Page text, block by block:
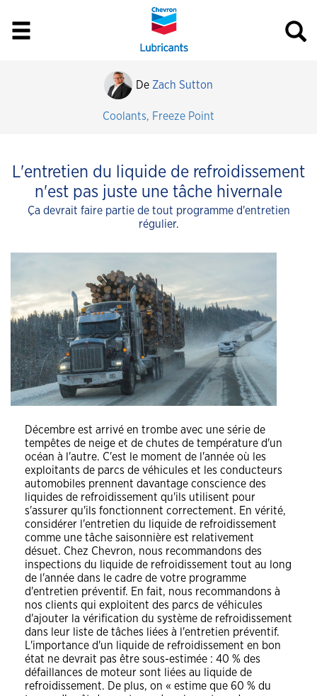
De Zach Sutton
Coolants, Freeze Point
L'entretien du liquide de refroidissement
n'est pas juste une tâche hivernale
Ça devrait faire partie de tout programme d'entretien
régulier.
Décembre est arrivé en trombe avec une série de
tempêtes de neige et de chutes de température d'un
océan à l'autre. C'est le moment de l'année où les
exploitants de parcs de véhicules et les conducteurs
automobiles prennent davantage conscience des
liquides de refroidissement qu'ils utilisent pour
s'assurer qu'ils fonctionnent correctement. En vérité,
considérer l'entretien du liquide de refroidissement
comme une tâche saisonnière est relativement
désuet. Chez Chevron, nous recommandons des
inspections du liquide de refroidissement tout au long
de l'année dans le cadre de votre programme
d'entretien préventif. En fait, nous recommandons à
nos clients qui exploitent des parcs de véhicules
d'ajouter la vérification du système de refroidissement
dans leur liste de tâches liées à l'entretien préventif.
L'importance d'un liquide de refroidissement en bon
état ne devrait pas être sous-estimée : 40 % des
défaillances de moteur sont liées au liquide de
refroidissement. De plus, on « estime que 60 % du